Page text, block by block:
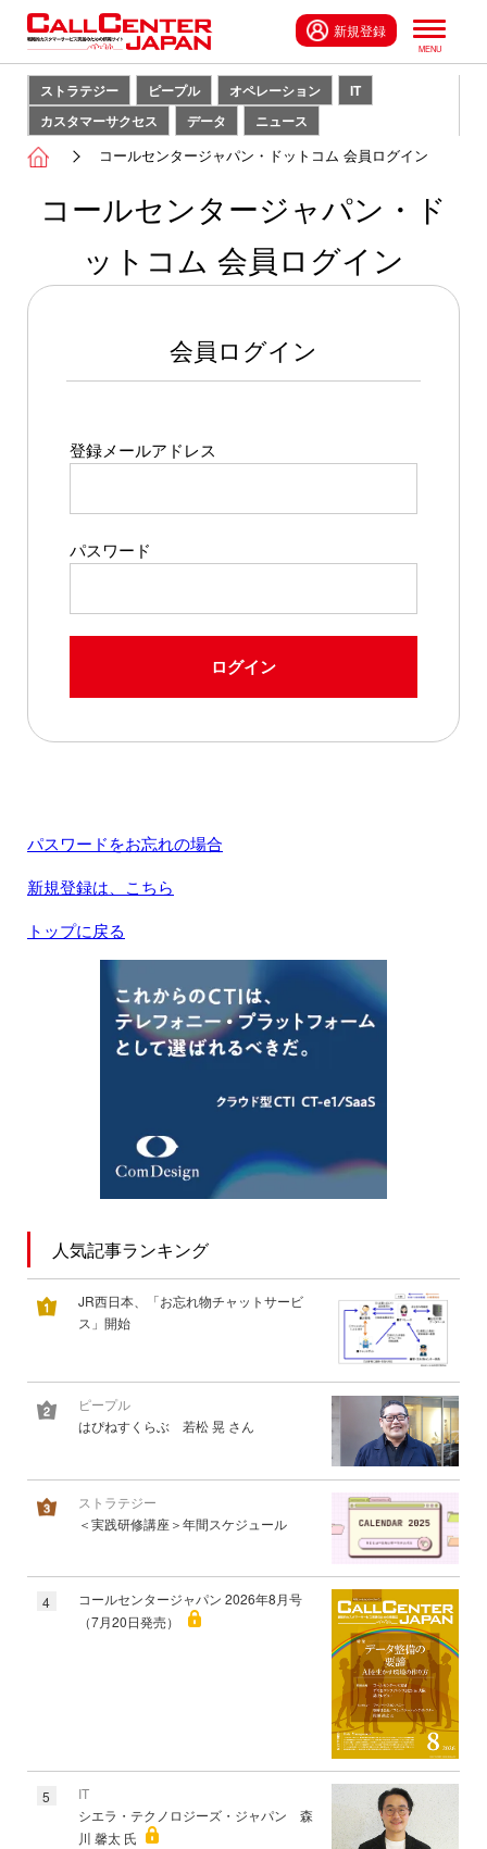
新規登録
ストラテジー ピープル オペレーション
IT
カスタマーサクセス
データ ニュース
コールセンタージャパン・ドットコム 会員ログイン
コールセンタージャパン・ド
ットコム 会員ログイン
会員ログイン
登録メールアドレス
パスワード
ログイン
パスワードをお忘れの場合
新規登録は、こちら
トップに戻る
人気記事ランキング
JR西日本、「お忘れ物チャットサービ
ス」開始
ピープル
はぴねすくらぶ 若松 晃 さん
ストラテジー
＜実践研修講座＞年間スケジュール
4
コールセンタージャパン 2026年8月号
（7月20日発売）
5
IT
シエラ・テクノロジーズ・ジャパン 森
川 馨太 氏